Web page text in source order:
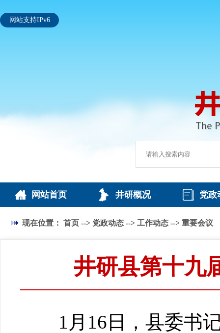
网站支持IPv6
网站首页 井研概况 党政
现在位置： 首页 --> 党政动态 --> 工作动态 --> 重要会议
井研县第十九
1月16日，县委书记